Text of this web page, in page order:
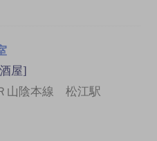
屋]
山陰本線 松江駅